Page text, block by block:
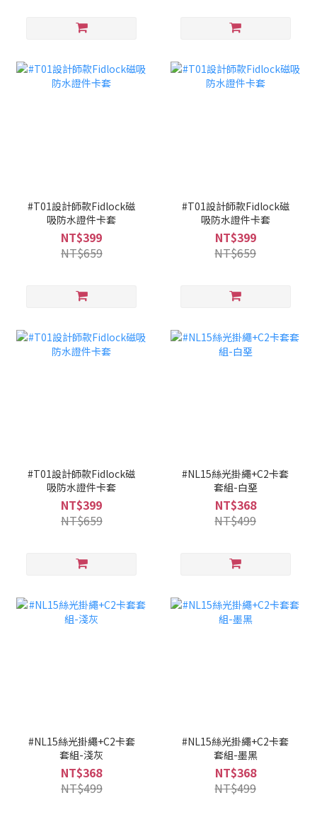
#T01設計師款Fidlock磁
吸防水證件卡套
NT$399
NT$659
#T01設計師款Fidlock磁
吸防水證件卡套
NT$399
NT$659
#T01設計師款Fidlock磁
吸防水證件卡套
NT$399
NT$659
#NL15絲光掛繩+C2卡套
套組-白堊
NT$368
NT$499
#NL15絲光掛繩+C2卡套
套組-淺灰
NT$368
NT$499
#NL15絲光掛繩+C2卡套
套組-墨黑
NT$368
NT$499